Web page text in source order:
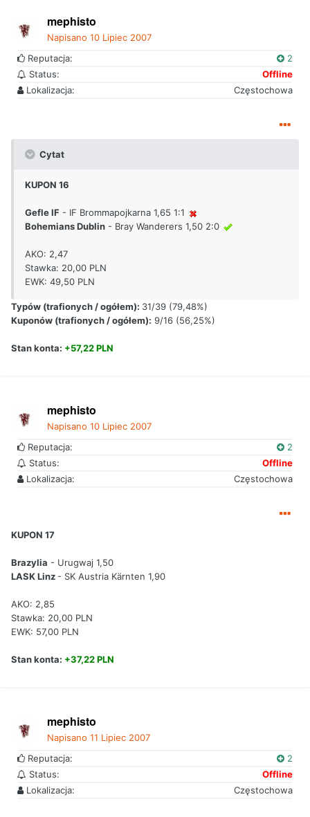
mephisto
Napisano 10 Lipiec 2007
Reputacja:
2
Status:
Offline
Lokalizacja:
Częstochowa
Cytat
KUPON 16
Gefle IF - IF Brommapojkarna 1,65 1:1
Bohemians Dublin - Bray Wanderers 1,50 2:0
AKO: 2,47
Stawka: 20,00 PLN
EWK: 49,50 PLN
Typów (trafionych / ogółem): 31/39 (79,48%)
Kuponów (trafionych / ogółem): 9/16 (56,25%)
Stan konta: +57,22 PLN
mephisto
Napisano 10 Lipiec 2007
Reputacja:
2
Status:
Offline
Lokalizacja:
Częstochowa
KUPON 17
Brazylia - Urugwaj 1,50
LASK Linz - SK Austria Kärnten 1,90
AKO: 2,85
Stawka: 20,00 PLN
EWK: 57,00 PLN
Stan konta: +37,22 PLN
mephisto
Napisano 11 Lipiec 2007
Reputacja:
2
Status:
Offline
Lokalizacja:
Częstochowa